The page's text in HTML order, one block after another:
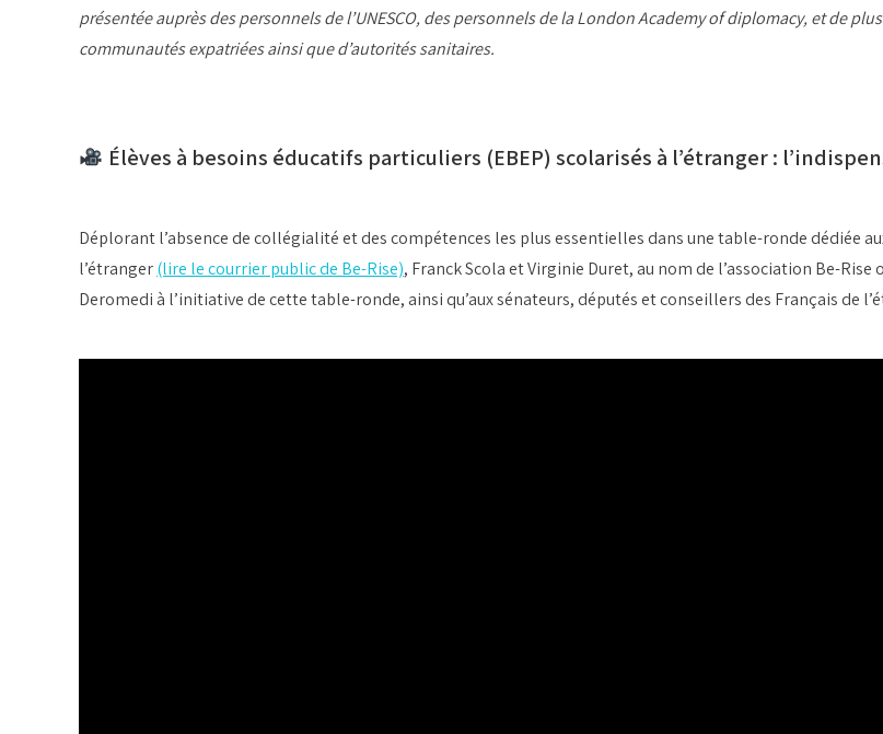
présentée auprès des personnels de l’UNESCO, des personnels de la London Academy of diplomacy, et de
communautés expatriées ainsi que d’autorités sanitaires.
Élèves à besoins éducatifs particuliers (EBEP) scolarisés à l’étranger :
Déplorant l’absence de collégialité et des compétences les plus essentielles dans une table-ronde dédiée
l’étranger(lire le courrier public de Be-Rise), Franck Scola et Virginie Duret, au nom de l’association Be-Rise
Deromedi à l’initiative de cette table-ronde, ainsi qu’aux sénateurs, députés et conseillers des Français de